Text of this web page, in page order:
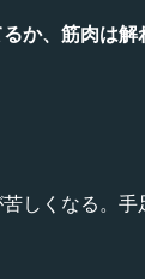
か、筋肉は
しくなる。